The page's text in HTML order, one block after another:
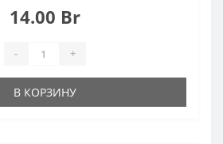
14.00 Br
- +
В КОРЗИНУ